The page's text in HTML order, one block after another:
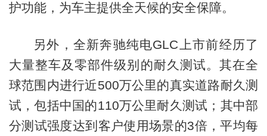
护功能，为车主提供全天候的安全保障。
另外，全新奔驰纯电GLC上市前经历了
大量整车及零部件级别的耐久测试。其在全
球范围内进行近500万公里的真实道路耐久测
试，包括中国的110万公里耐久测试；其中部
分测试强度达到客户使用场景的3倍，平均每